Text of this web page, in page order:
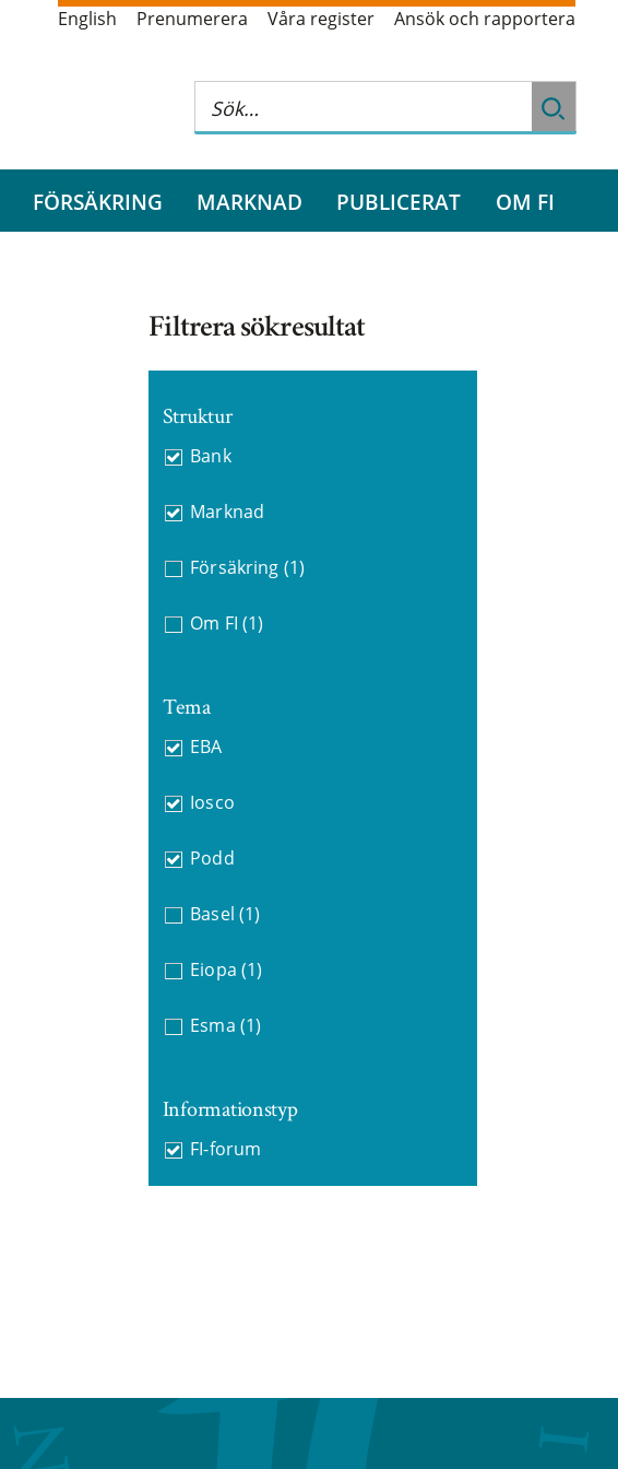
English Prenumerera Våra register Ansök och rapportera
FÖRSÄKRING MARKNAD PUBLICERAT OM FI
Filtrera sökresultat
Struktur
Bank
Marknad
Försäkring (1)
Om FI (1)
Tema
EBA
Iosco
Podd
Basel (1)
Eiopa (1)
Esma (1)
Informationstyp
FI-forum